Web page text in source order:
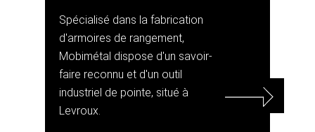
Spécialisé dans la fabrication
d'armoires de rangement,
Mobimétal dispose d'un savoir-
faire reconnu et d'un outil
industriel de pointe, situé à
Levroux.